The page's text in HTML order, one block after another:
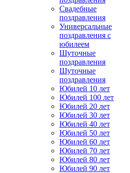
Свадебные
поздравления
Универсальные
поздравления с
юбилеем
Шуточные
поздравления
Шуточные
поздравления
Юбилей 10 лет
Юбилей 100 лет
Юбилей 20 лет
Юбилей 30 лет
Юбилей 40 лет
Юбилей 50 лет
Юбилей 60 лет
Юбилей 70 лет
Юбилей 80 лет
Юбилей 90 лет